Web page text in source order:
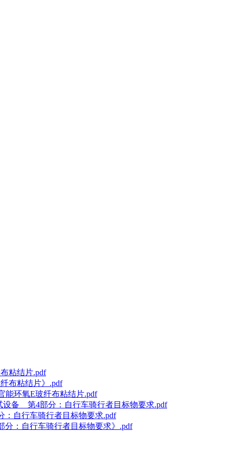
粘结片.pdf
布粘结片》.pdf
能环氧E玻纤布粘结片.pdf
设备 第4部分：自行车骑行者目标物要求.pdf
自行车骑行者目标物要求.pdf
：自行车骑行者目标物要求》.pdf